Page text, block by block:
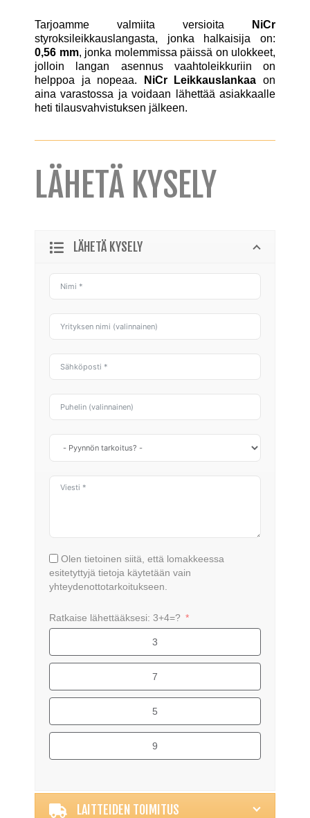
Tarjoamme valmiita versioita
NiCr
styroksileikkauslangasta, jonka halkaisija on:
0,56 mm, jonka molemmissa päissä on ulokkeet,
jolloin langan asennus vaahtoleikkuriin on
helppoa ja nopeaa.
NiCr Leikkauslankaa on
aina varastossa ja voidaan lähettää asiakkaalle
heti tilausvahvistuksen jälkeen.
LÄHETÄ KYSELY
LÄHETÄ KYSELY
Olen tietoinen siitä, että lomakkeessa
esitetyttyjä tietoja käytetään vain
yhteydenottotarkoitukseen.
Ratkaise lähettääksesi: 3+4=?
3
7
5
9
LAITTEIDEN TOIMITUS